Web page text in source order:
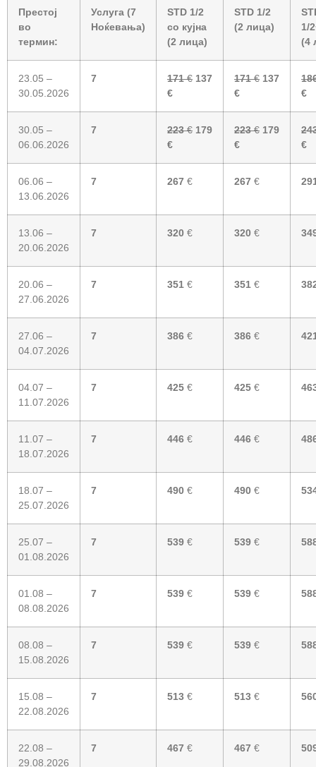
Престој
во
термин:
Услуга (7
Ноќевања)
STD 1/2
со кујна
(2 лица)
STD 1/2
(2 лица)
1/
(4
23.05 –
30.05.2026
7 171€ 137
€
171€ 137
€
€
30.05 –
06.06.2026
7 223€ 179
€
223€ 179
€
€
06.06 –
13.06.2026
7 267 € 267 €
13.06 –
20.06.2026
7 320 € 320 €
20.06 –
27.06.2026
7 351 € 351 €
27.06 –
04.07.2026
7 386 € 386 €
04.07 –
11.07.2026
7 425 € 425 €
11.07 –
18.07.2026
7 446 € 446 €
18.07 –
25.07.2026
7 490 € 490 €
25.07 –
01.08.2026
7 539 € 539 €
01.08 –
08.08.2026
7 539 € 539 €
08.08 –
15.08.2026
7 539 € 539 €
15.08 –
22.08.2026
7 513 € 513 €
22.08 –
29.08.2026
7 467 € 467 €